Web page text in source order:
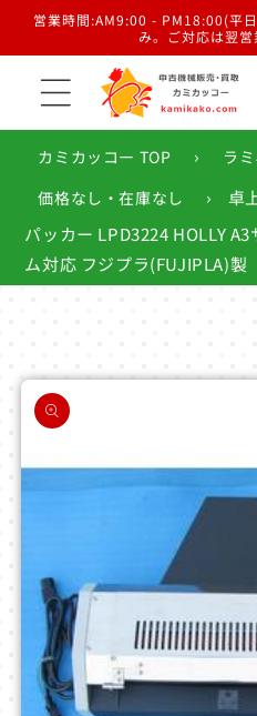
ンツに
営業時間:AM9:00 - PM18:00(平
み。ご対応は翌営
カミカッコー TOP
› ラ
価格なし・在庫なし ›
卓
パッカー LPD3224 HOLLY
ム対応 フジプラ(FUJIPLA)製
商品情
報にス
キップ